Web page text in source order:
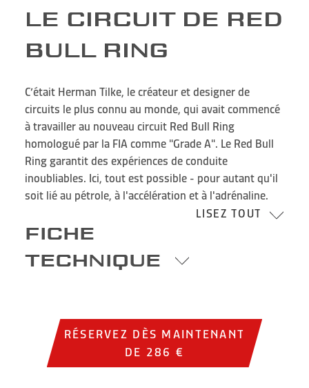
LE CIRCUIT DE RED
BULL RING
C’était Herman Tilke, le créateur et designer de
circuits le plus connu au monde, qui avait commencé
à travailler au nouveau circuit Red Bull Ring
homologué par la FIA comme "Grade A". Le Red Bull
Ring garantit des expériences de conduite
inoubliables. Ici, tout est possible - pour autant qu'il
soit lié au pétrole, à l'accélération et à l'adrénaline.
LISEZ TOUT
FICHE
TECHNIQUE
RÉSERVEZ DÈS MAINTENANT
DE 286 €